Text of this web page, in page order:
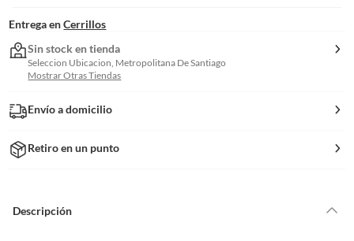
Entrega en Cerrillos
Sin stock en tienda
Seleccion Ubicacion, Metropolitana De Santiago
Mostrar Otras Tiendas
Envío a domicilio
Retiro en un punto
Descripción